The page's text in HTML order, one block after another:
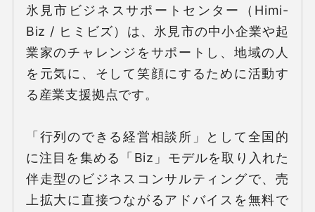
氷見市ビジネスサポートセンター（Himi-
Biz / ヒミビズ）は、氷見市の中小企業や起
業家のチャレンジをサポートし、地域の人
を元気に、そして笑顔にするために活動す
る産業支援拠点です。
「行列のできる経営相談所」として全国的
に注目を集める「Biz」モデルを取り入れた
伴走型のビジネスコンサルティングで、売
上拡大に直接つながるアドバイスを無料で